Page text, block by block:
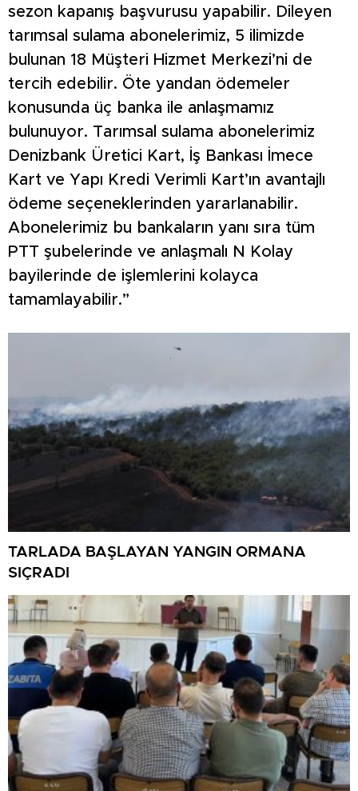
sezon kapanış başvurusu yapabilir. Dileyen
tarımsal sulama abonelerimiz, 5 ilimizde
bulunan 18 Müşteri Hizmet Merkezi’ni de
tercih edebilir. Öte yandan ödemeler
konusunda üç banka ile anlaşmamız
bulunuyor. Tarımsal sulama abonelerimiz
Denizbank Üretici Kart, İş Bankası İmece
Kart ve Yapı Kredi Verimli Kart’ın avantajlı
ödeme seçeneklerinden yararlanabilir.
Abonelerimiz bu bankaların yanı sıra tüm
PTT şubelerinde ve anlaşmalı N Kolay
bayilerinde de işlemlerini kolayca
tamamlayabilir.”
TARLADA BAŞLAYAN YANGIN ORMANA
SIÇRADI